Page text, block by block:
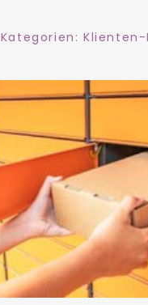
Kategorien: